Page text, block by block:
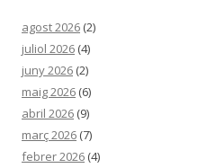
agost 2026 (2)
juliol 2026 (4)
juny 2026 (2)
maig 2026 (6)
abril 2026 (9)
març 2026 (7)
febrer 2026 (4)